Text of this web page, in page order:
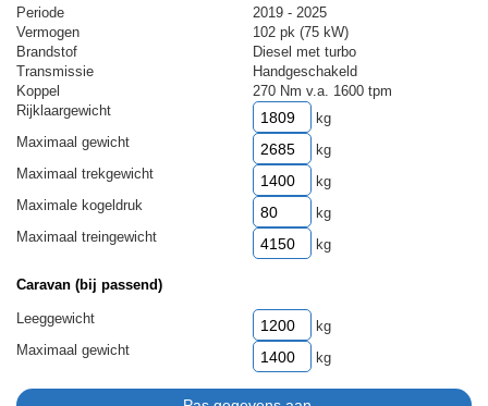
Periode
2019 - 2025
Vermogen
102 pk (75 kW)
Brandstof
Diesel met turbo
Transmissie
Handgeschakeld
Koppel
270 Nm v.a. 1600 tpm
Rijklaargewicht
kg
Maximaal gewicht
kg
Maximaal trekgewicht
kg
Maximale kogeldruk
kg
Maximaal treingewicht
kg
Caravan (bij passend)
Leeggewicht
kg
Maximaal gewicht
kg